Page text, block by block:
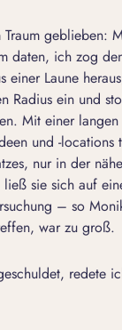
Traum geblieben:
daten, ich zog
einer Laune
Radius ein und
Mit einer
und -
nur in der
ließ sie sich auf
– so
war zu groß.
redete